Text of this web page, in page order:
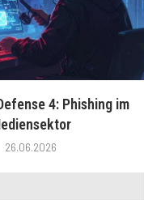
4: Phishing im
26.06.2026